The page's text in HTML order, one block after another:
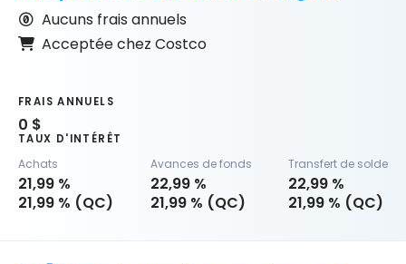
Aucuns frais annuels
Acceptée chez Costco
FRAIS ANNUELS
0 $
TAUX D'INTÉRÊT
Achats
21,99 %
21,99 % (QC)
Avances de fonds
22,99 %
21,99 % (QC)
Transfert de solde
22,99 %
21,99 % (QC)